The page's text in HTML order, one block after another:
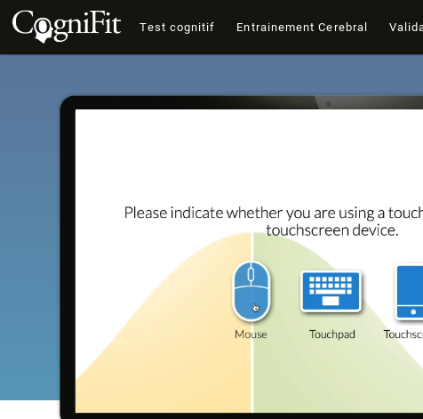
Test cognitif Entrainement Cerebral